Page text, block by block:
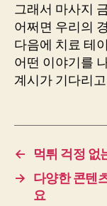
그래서 마사지
어쩌면 우리의
다음에 치료 테
어떤 이야기를
계시가 기다리
←
먹튀 걱정 없
→
다양한 콘텐
요